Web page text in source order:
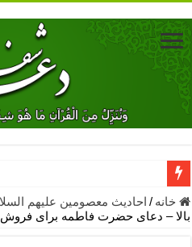
دعای جلب محبت فوری معشوق –
دعای مشکل گشا برای رفع فقر –
خانه / احادیث معصومین علیهم
بالا – دعای حضرت فاطمه برای